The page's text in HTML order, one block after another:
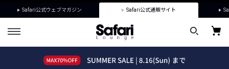
Safari公式ウェブマガジン Safari公式通販サイト